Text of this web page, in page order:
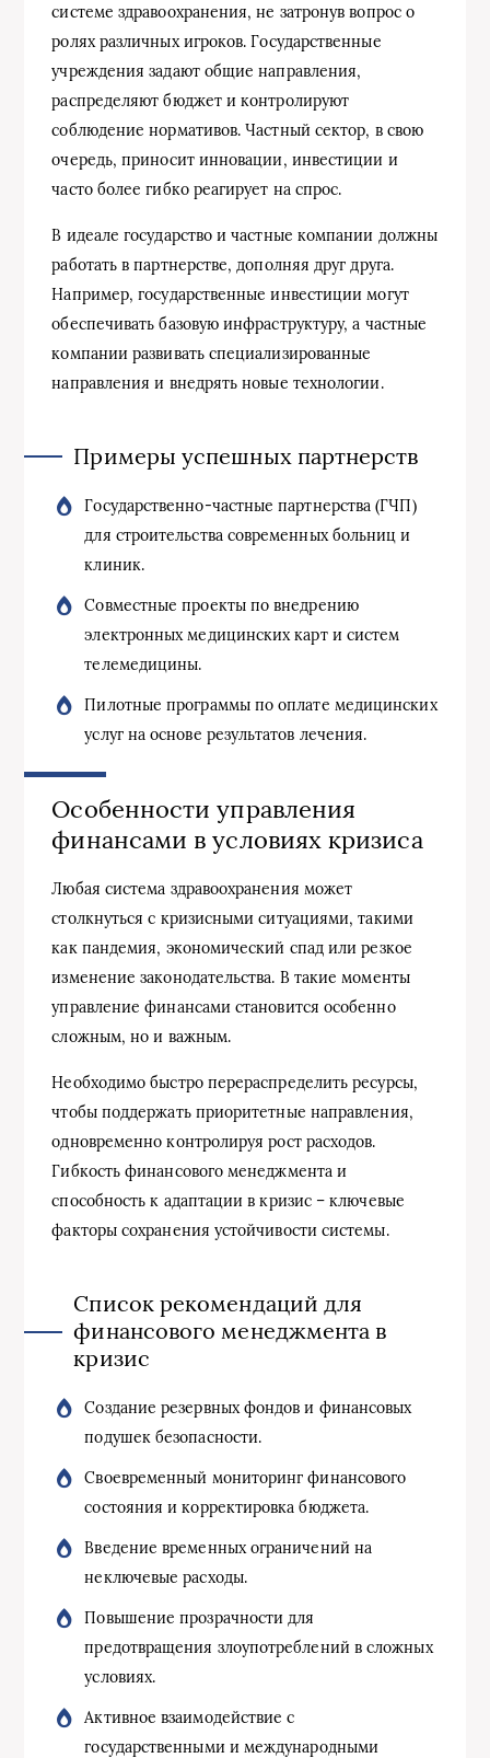
системе здравоохранения, не затронув вопрос о
ролях различных игроков. Государственные
учреждения задают общие направления,
распределяют бюджет и контролируют
соблюдение нормативов. Частный сектор, в свою
очередь, приносит инновации, инвестиции и
часто более гибко реагирует на спрос.
В идеале государство и частные компании должны
работать в партнерстве, дополняя друг друга.
Например, государственные инвестиции могут
обеспечивать базовую инфраструктуру, а частные
компании развивать специализированные
направления и внедрять новые технологии.
Примеры успешных партнерств
Государственно-частные партнерства (ГЧП)
для строительства современных больниц и
клиник.
Совместные проекты по внедрению
электронных медицинских карт и систем
телемедицины.
Пилотные программы по оплате медицинских
услуг на основе результатов лечения.
Особенности управления
финансами в условиях кризиса
Любая система здравоохранения может
столкнуться с кризисными ситуациями, такими
как пандемия, экономический спад или резкое
изменение законодательства. В такие моменты
управление финансами становится особенно
сложным, но и важным.
Необходимо быстро перераспределить ресурсы,
чтобы поддержать приоритетные направления,
одновременно контролируя рост расходов.
Гибкость финансового менеджмента и
способность к адаптации в кризис – ключевые
факторы сохранения устойчивости системы.
Список рекомендаций для
финансового менеджмента в
кризис
Создание резервных фондов и финансовых
подушек безопасности.
Своевременный мониторинг финансового
состояния и корректировка бюджета.
Введение временных ограничений на
неключевые расходы.
Повышение прозрачности для
предотвращения злоупотреблений в сложных
условиях.
Активное взаимодействие с
государственными и международными